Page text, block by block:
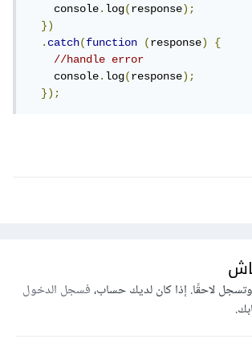
    console
.log(response);
})
.catch(function (response)
{
//handle error
    console
.log(response);
});
لاحقًا. إذا كان لديك حساب،فسجل الدخول